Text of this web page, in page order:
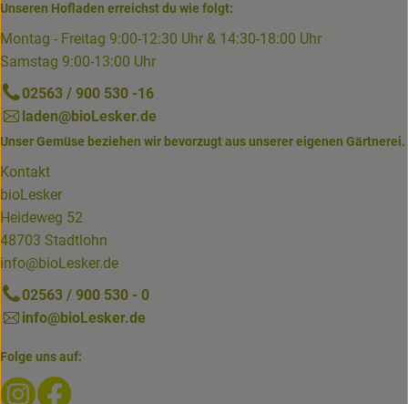
Unseren Hofladen erreichst du wie folgt:
Montag - Freitag 9:00-12:30 Uhr & 14:30-18:00 Uhr
Samstag 9:00-13:00 Uhr
02563 / 900 530 -16
laden@bioLesker.de
Unser Gemüse beziehen wir bevorzugt aus unserer eigenen Gärtnerei.
Kontakt
bioLesker
Heideweg 52
48703 Stadtlohn
info@bioLesker.de
02563 / 900 530 - 0
info@bioLesker.de
Folge uns auf:
Externer Link zu https://www.instagram.com/biolesker/